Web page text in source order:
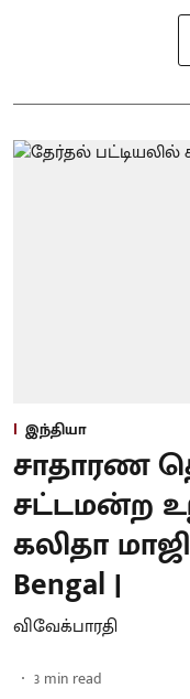
இந்தியா
சாதாரண
சட்டமன்ற
கலிதா
Bengal |
விவேக்பாரதி
3 min read